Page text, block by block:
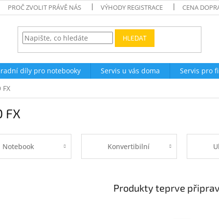
PROČ ZVOLIT PRÁVĚ NÁS VÝHODY REGISTRACE CENA
HLEDAT
díly pro notebooky Servis u vás doma Servis pro
FX
FX
Notebook Konvertibilní
Produkty teprve